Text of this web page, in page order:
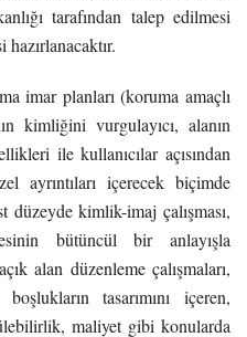
tarafından talep edilmesi
imar planları (koruma amaçlı
kimliğini vurgulayıcı, alanın
ile kullanıcılar açısından
ayrıntıları içerecek biçimde
kimlik-imaj çalışması,
bütüncül bir anlayışla
alan düzenleme çalışmaları,
tasarımını içeren,
maliyet gibi konularda